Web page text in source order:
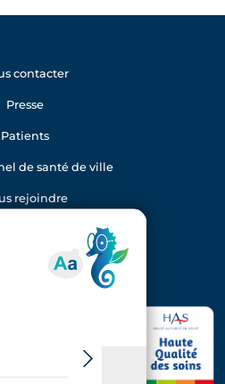
92150 Suresnes
Standard : 01 46 25 20 00
contacter
Presse
Patients
de santé de ville
rejoindre
LinkedInInstagram